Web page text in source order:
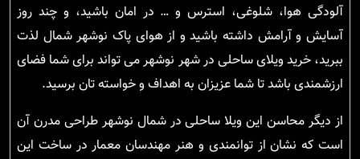
آلودگی هوا، شلوغی، استرس و … در امان باشید، و چند روز
آسایش و آرامش داشته باشید و از هوای پاک نوشهر شمال لذت
ببرید، خرید ویلای ساحلی در شهر نوشهر می تواند برای شما فضای
ارزشمندی باشد تا شما عزیزان به اهداف و خواسته تان برسید.
از دیگر محاسن این ویلا ساحلی در شمال نوشهر طراحی مدرن آن
است که نشان از توانمندی و هنر مهندسان معمار در ساخت این